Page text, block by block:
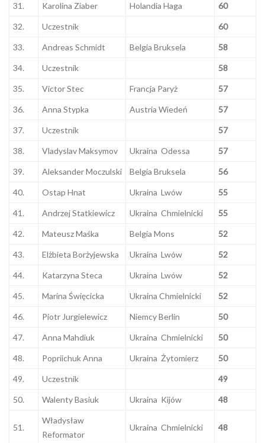
31. Karolina Ziaber Holandia Haga 60
32. Uczestnik 60
33. Andreas Schmidt Belgia Bruksela 58
34. Uczestnik 58
35. Victor Stec Francja Paryż 57
36. Anna Stypka Austria Wiedeń 57
37. Uczestnik 57
38. Vladyslav Maksymov Ukraina Odessa 57
39. Aleksander Moczulski Belgia Bruksela 56
40. Ostap Hnat Ukraina Lwów 55
41. Andrzej Statkiewicz Ukraina Chmielnicki 55
42. Mateusz Maśka Belgia Mons 52
43. Elżbieta Borżyjewska Ukraina Lwów 52
44. Katarzyna Steca Ukraina Lwów 52
45. Marina Święcicka Ukraina Chmielnicki 52
46. Piotr Jurgielewicz Niemcy Berlin 50
47. Anna Mahdiuk Ukraina Chmielnicki 50
48. Popriichuk Anna Ukraina Żytomierz 50
49. Uczestnik 49
50. Walenty Basiuk Ukraina Kijów 48
51.
Władysław
Reformator
Ukraina Chmielnicki 48